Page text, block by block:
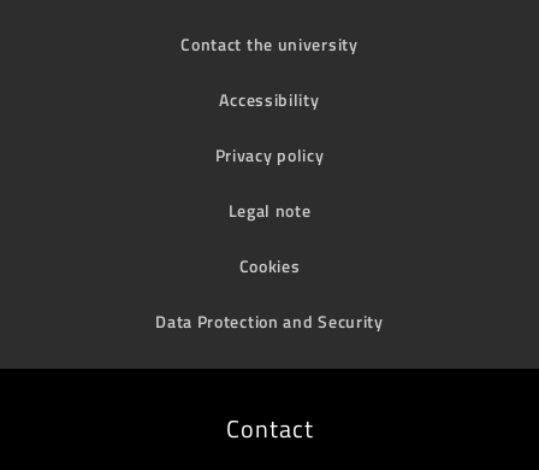
Contact the university
Accessibility
Privacy policy
Legal note
Cookies
Data Protection and Security
Contact